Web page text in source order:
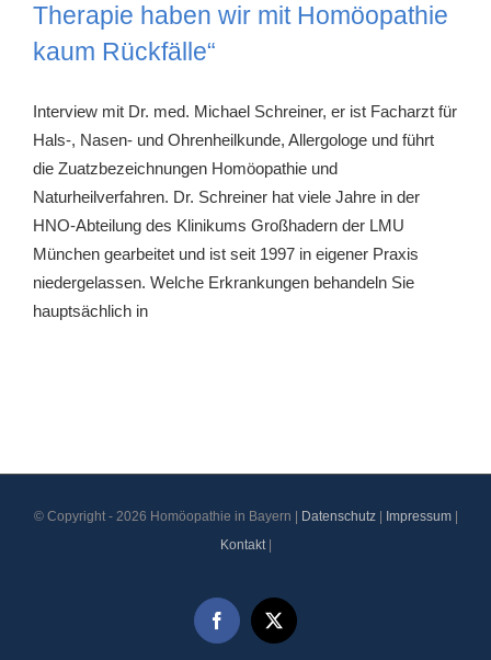
Therapie haben wir mit Homöopathie
kaum Rückfälle“
Interview mit Dr. med. Michael Schreiner, er ist Facharzt für
Hals-, Nasen- und Ohrenheilkunde, Allergologe und führt
die Zuatzbezeichnungen Homöopathie und
Naturheilverfahren. Dr. Schreiner hat viele Jahre in der
HNO-Abteilung des Klinikums Großhadern der LMU
München gearbeitet und ist seit 1997 in eigener Praxis
niedergelassen. Welche Erkrankungen behandeln Sie
hauptsächlich in
© Copyright - 2026 Homöopathie in Bayern | Datenschutz| Impressum|
Kontakt|
Facebook
X